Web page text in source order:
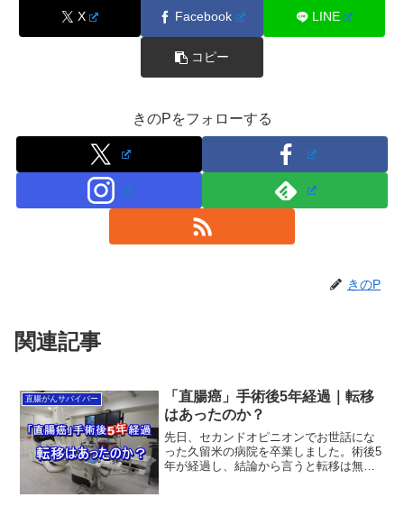
X Facebook LINE
コピー
きのPをフォローする
きのP
関連記事
直腸がんサバイバー
「直腸癌」手術後5年経過｜転移
はあったのか？
先日、セカンドオピニオンでお世話にな
った久留米の病院を卒業しました。術後5
年が経過し、結論から言うと転移は無